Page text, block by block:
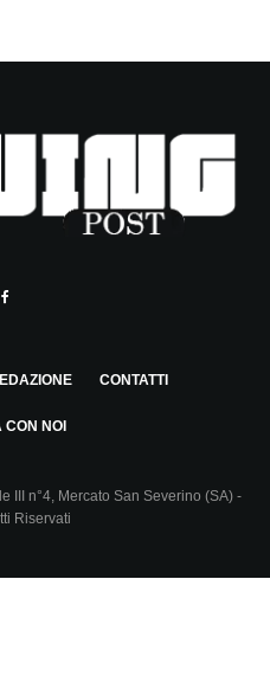
CONTATTI
CON NOI
III n°4, Mercato San Severino (SA) -
Riservati